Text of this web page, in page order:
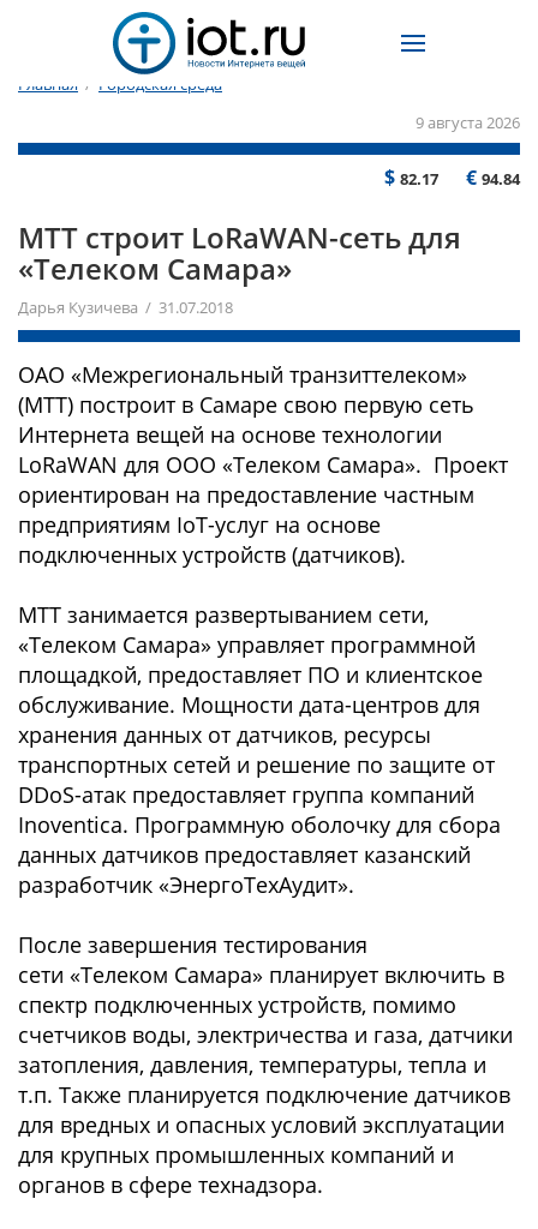
Главная / Городская среда
9 августа 2026
$ 82.17 € 94.84
МТТ строит LoRaWAN-сеть для
«Телеком Самара»
Дарья Кузичева / 31.07.2018
ОАО «Межрегиональный транзиттелеком»
(МТТ) построит в Самаре свою первую сеть
Интернета вещей на основе технологии
LoRaWAN для ООО «Телеком Самара». Проект
ориентирован на предоставление частным
предприятиям IoT-услуг на основе
подключенных устройств (датчиков).
МТТ занимается развертыванием сети,
«Телеком Самара» управляет программной
площадкой, предоставляет ПО и клиентское
обслуживание. Мощности дата-центров для
хранения данных от датчиков, ресурсы
транспортных сетей и решение по защите от
DDoS-атак предоставляет группа компаний
Inoventica. Программную оболочку для сбора
данных датчиков предоставляет казанский
разработчик «ЭнергоТехАудит».
После завершения тестирования
сети «Телеком Самара» планирует включить в
спектр подключенных устройств, помимо
счетчиков воды, электричества и газа, датчики
затопления, давления, температуры, тепла и
т.п. Также планируется подключение датчиков
для вредных и опасных условий эксплуатации
для крупных промышленных компаний и
органов в сфере технадзора.